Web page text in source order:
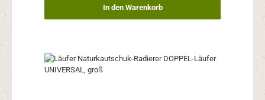
In den Warenkorb